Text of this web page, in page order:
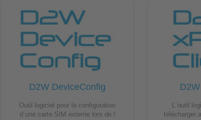
Mesure de niveau sans contact
Mesure de niveau hydrostatique
Qualité de l´eau et analyse
NivuParQ
Accessoires
D2W DeviceConfig
Outil logiciel pour la configuration
d´une carte SIM externe lors de l
L´outil
télécharger